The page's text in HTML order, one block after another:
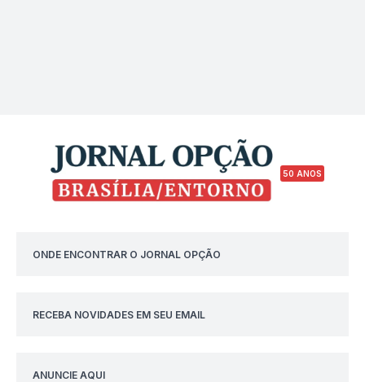
50 ANOS
ONDE ENCONTRAR O JORNAL OPÇÃO
RECEBA NOVIDADES EM SEU EMAIL
ANUNCIE AQUI